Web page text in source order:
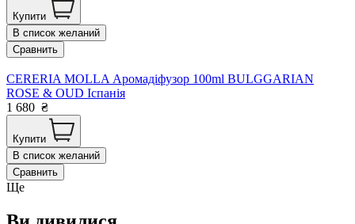
Купити
В список желаний
Сравнить
CERERIA MOLLA Аромадіфузор 100ml BULGGARIAN
ROSE & OUD Іспанія
1 680 ₴
Купити
В список желаний
Сравнить
Ще